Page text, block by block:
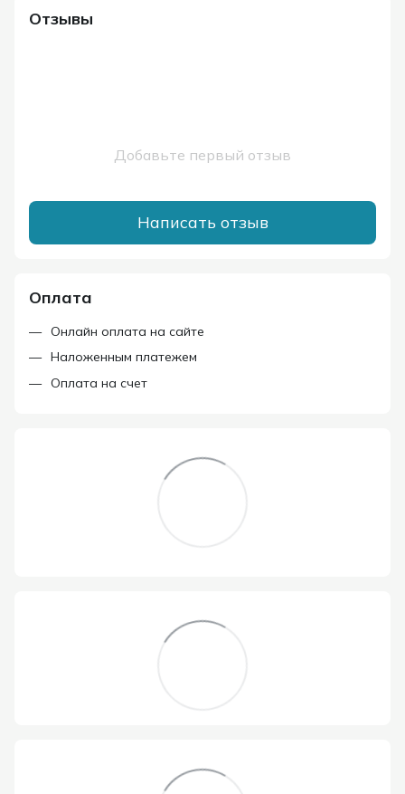
Отзывы
Добавьте первый отзыв
Написать отзыв
Оплата
Онлайн оплата на сайте
Наложенным платежем
Оплата на счет